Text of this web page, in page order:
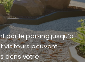
par le parking jusqu’à
visiteurs peuvent
dans votre